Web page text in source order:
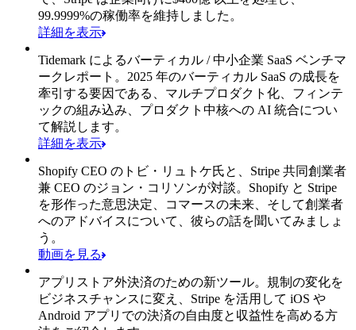
99.9999%の稼働率を維持しました。
詳細を表示
Tidemark によるバーティカル / 中小企業 SaaS ベンチマ
ークレポート。 2025 年のバーティカル SaaS の成長を
牽引する要因である、マルチプロダクト化、フィンテ
ックの組み込み、プロダクト中核への AI 統合につい
て解説します。
詳細を表示
Shopify CEO のトビ・リュトケ氏と、Stripe 共同創業者
兼 CEO のジョン・コリソンが対談。 Shopify と Stripe
を形作った意思決定、コマースの未来、そして創業者
へのアドバイスについて、彼らの話を聞いてみましょ
う。
動画を見る
アプリストア外決済のための新ツール。 規制の変化を
ビジネスチャンスに変え、Stripe を活用して iOS や
Android アプリでの決済の自由度と収益性を高める方